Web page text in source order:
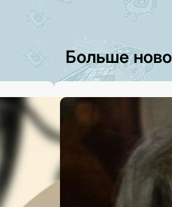
Больше